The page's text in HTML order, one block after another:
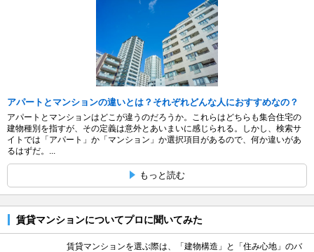
アパートとマンションの違いとは？それぞれどんな人におすすめなの？
アパートとマンションはどこが違うのだろうか。これらはどちらも集合住宅の
建物種別を指すが、その定義は意外とあいまいに感じられる。しかし、検索サ
イトでは「アパート」か「マンション」か選択項目があるので、何か違いがあ
るはずだ。...
もっと読む
賃貸マンションについてプロに聞いてみた
賃貸マンションを選ぶ際は、「建物構造」と「住み心地」のバ